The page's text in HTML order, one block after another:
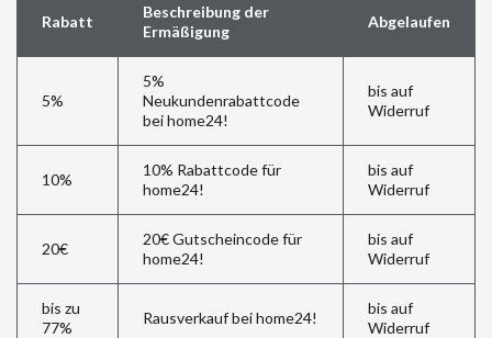
Rabatt
Beschreibung der
Ermäßigung
Abgelaufen
5%
5%
Neukundenrabattcode
bei home24!
bis auf
Widerruf
10%
10% Rabattcode für
home24!
bis auf
Widerruf
20€
20€ Gutscheincode für
home24!
bis auf
Widerruf
bis zu
77%
Rausverkauf bei home24!
bis auf
Widerruf